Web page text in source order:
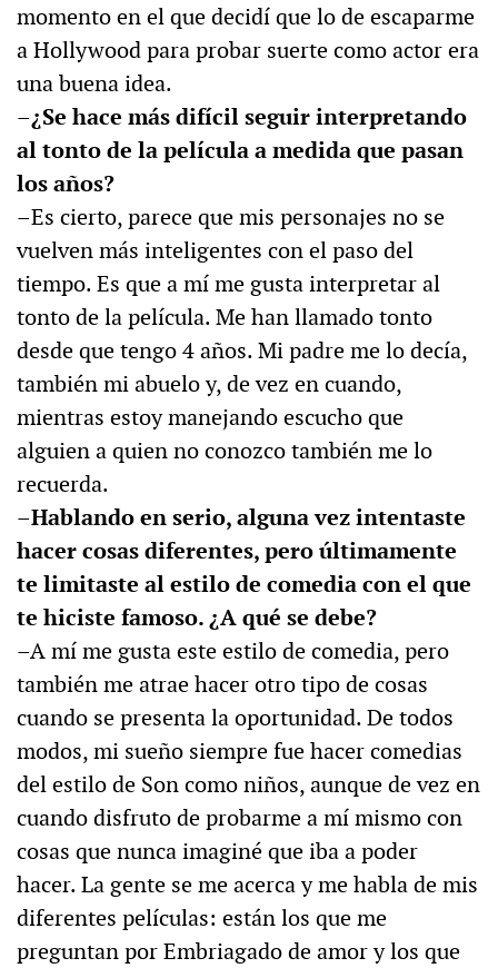
momento en el que decidí que lo de escaparme
a Hollywood para probar suerte como actor era
una buena idea.
–¿Se hace más difícil seguir interpretando
al tonto de la película a medida que pasan
los años?
–Es cierto, parece que mis personajes no se
vuelven más inteligentes con el paso del
tiempo. Es que a mí me gusta interpretar al
tonto de la película. Me han llamado tonto
desde que tengo 4 años. Mi padre me lo decía,
también mi abuelo y, de vez en cuando,
mientras estoy manejando escucho que
alguien a quien no conozco también me lo
recuerda.
–Hablando en serio, alguna vez intentaste
hacer cosas diferentes, pero últimamente
te limitaste al estilo de comedia con el que
te hiciste famoso. ¿A qué se debe?
–A mí me gusta este estilo de comedia, pero
también me atrae hacer otro tipo de cosas
cuando se presenta la oportunidad. De todos
modos, mi sueño siempre fue hacer comedias
del estilo de Son como niños, aunque de vez en
cuando disfruto de probarme a mí mismo con
cosas que nunca imaginé que iba a poder
hacer. La gente se me acerca y me habla de mis
diferentes películas: están los que me
preguntan por Embriagado de amor y los que